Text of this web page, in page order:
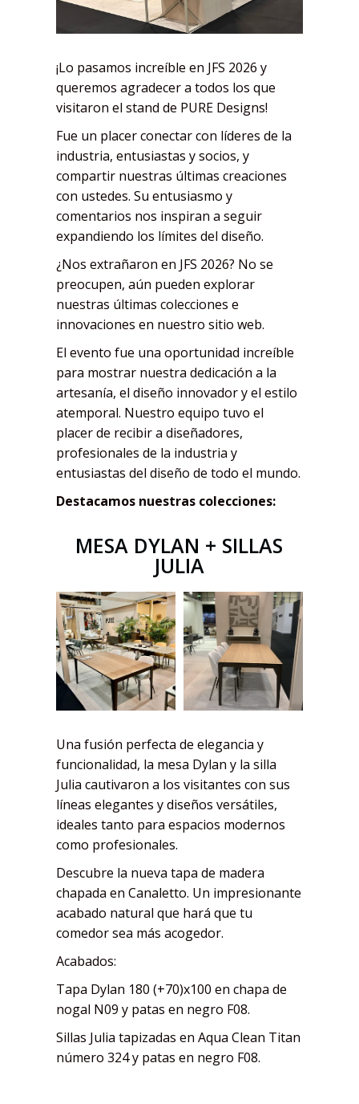
¡Lo pasamos increíble en JFS 2026 y
queremos agradecer a todos los que
visitaron el stand de PURE Designs!
Fue un placer conectar con líderes de la
industria, entusiastas y socios, y
compartir nuestras últimas creaciones
con ustedes. Su entusiasmo y
comentarios nos inspiran a seguir
expandiendo los límites del diseño.
¿Nos extrañaron en JFS 2026? No se
preocupen, aún pueden explorar
nuestras últimas colecciones e
innovaciones en nuestro sitio web.
El evento fue una oportunidad increíble
para mostrar nuestra dedicación a la
artesanía, el diseño innovador y el estilo
atemporal. Nuestro equipo tuvo el
placer de recibir a diseñadores,
profesionales de la industria y
entusiastas del diseño de todo el mundo.
Destacamos nuestras colecciones:
MESA DYLAN + SILLAS
JULIA
Una fusión perfecta de elegancia y
funcionalidad, la mesa Dylan y la silla
Julia cautivaron a los visitantes con sus
líneas elegantes y diseños versátiles,
ideales tanto para espacios modernos
como profesionales.
Descubre la nueva tapa de madera
chapada en Canaletto. Un impresionante
acabado natural que hará que tu
comedor sea más acogedor.
Acabados:
Tapa Dylan 180 (+70)x100 en chapa de
nogal N09 y patas en negro F08.
Sillas Julia tapizadas en Aqua Clean Titan
número 324 y patas en negro F08.